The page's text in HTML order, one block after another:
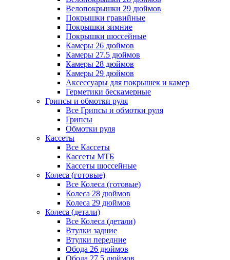
Велопокрышки 29 дюймов
Покрышки гравийные
Покрышки зимние
Покрышки шоссейные
Камеры 26 дюймов
Камеры 27.5 дюймов
Камеры 28 дюймов
Камеры 29 дюймов
Аксессуары для покрышек и камер
Герметики бескамерные
Грипсы и обмотки руля
Все Грипсы и обмотки руля
Грипсы
Обмотки руля
Кассеты
Все Кассеты
Кассеты МТБ
Кассеты шоссейные
Колеса (готовые)
Все Колеса (готовые)
Колеса 28 дюймов
Колеса 29 дюймов
Колеса (детали)
Все Колеса (детали)
Втулки задние
Втулки передние
Обода 26 дюймов
Обода 27.5 дюймов